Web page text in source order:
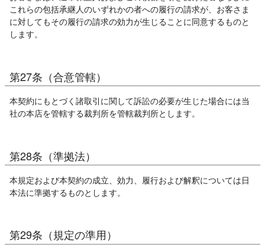
これらの包括承継人のいずれかの者への履行の請求が、お客さま
に対してもその履行の請求の効力が生じることに同意するものと
します。
第27条（合意管轄）
本契約にもとづく諸取引に関して訴訟の必要が生じた場合には当
社の本店を管轄する裁判所を管轄裁判所とします。
第28条（準拠法）
本規定および本契約の成立、効力、履行および解釈については日
本法に準拠するものとします。
第29条（規定の準用）